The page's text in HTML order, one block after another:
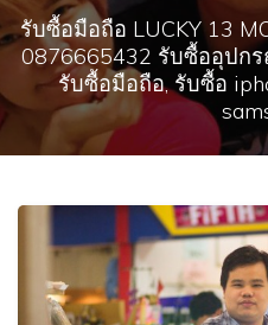
รับซื้อมือถือ LUCKY 13
0876665432 รับซื้ออุปก
รับซื้อมือถือ, รับซื้อ